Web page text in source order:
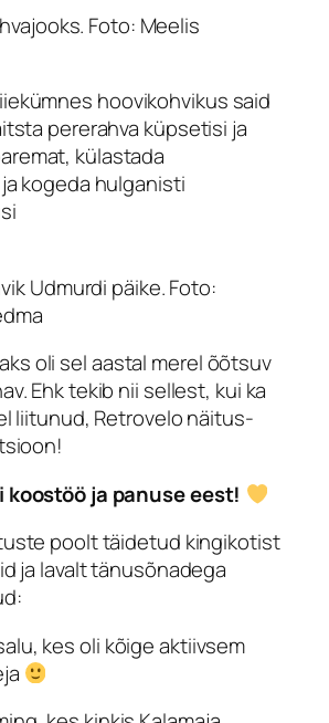
Foto: Meelis
hoovikohvikus said
pererahva küpsetisi ja
külastada
kogeda hulganisti
Udmurdi päike. Foto:
oli sel aastal merel õõtsuv
Ehk tekib nii sellest, kui ka
liitunud, Retrovelo näitus-
koostöö ja panuse eest!
poolt täidetud kingikotist
ja lavalt tänusõnadega
kes oli kõige aktiivsem